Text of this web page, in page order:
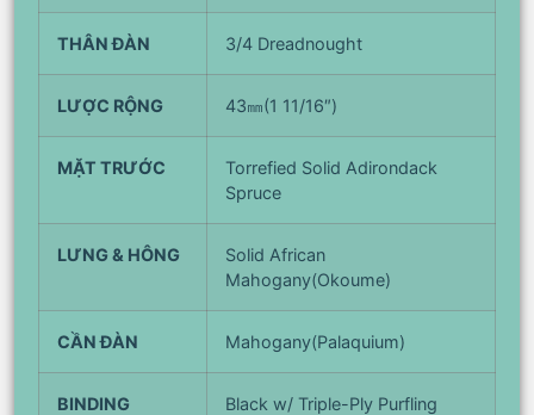
THÂN ĐÀN 3/4 Dreadnought
LƯỢC RỘNG 43㎜(1 11/16″)
MẶT TRƯỚC
Torrefied Solid Adirondack
Spruce
LƯNG & HÔNG
Solid African
Mahogany(Okoume)
CẦN ĐÀN Mahogany(Palaquium)
BINDING Black w/ Triple-Ply Purfling